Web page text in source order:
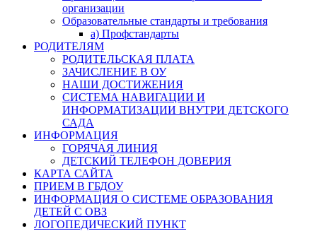
организации
Образовательные стандарты и требования
а) Профстандарты
РОДИТЕЛЯМ
РОДИТЕЛЬСКАЯ ПЛАТА
ЗАЧИСЛЕНИЕ В ОУ
НАШИ ДОСТИЖЕНИЯ
СИСТЕМА НАВИГАЦИИ И
ИНФОРМАТИЗАЦИИ ВНУТРИ ДЕТСКОГО
САДА
ИНФОРМАЦИЯ
ГОРЯЧАЯ ЛИНИЯ
ДЕТСКИЙ ТЕЛЕФОН ДОВЕРИЯ
КАРТА САЙТА
ПРИЕМ В ГБДОУ
ИНФОРМАЦИЯ О СИСТЕМЕ ОБРАЗОВАНИЯ
ДЕТЕЙ С ОВЗ
ЛОГОПЕДИЧЕСКИЙ ПУНКТ